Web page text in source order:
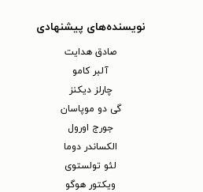
نویسنده‌های پیشنهادی
صادق هدایت
آلبر کامو
چارلز دیکنز
گی دو موپاسان
جورج اورول
الکساندر دوما
لئو تولستوی
ویکتور هوگو